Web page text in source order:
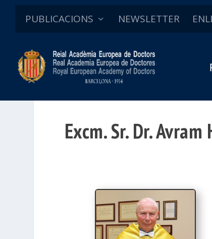
PUBLICACIONS NEWSLETTER
Excm. Sr. Dr.